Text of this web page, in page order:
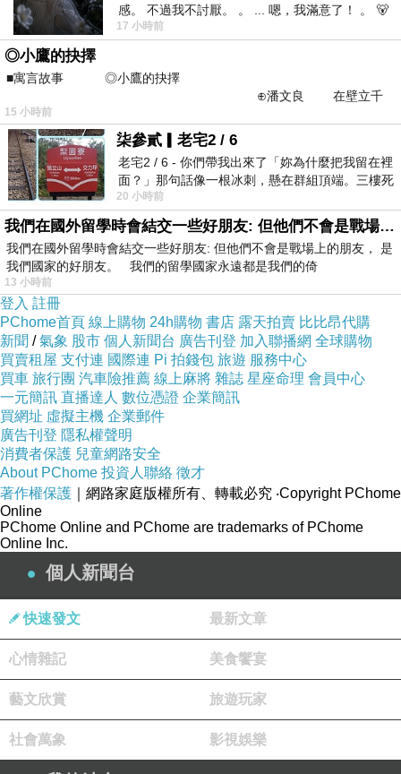
覺得好久沒看到Singto比Krist高了(喂)
這對CP狀態真好🤤
想像一下5年後的情景
我家CP還在彼此身邊
和粉絲一起❤️
上一篇：
下一篇：羨慕
感。 不過我不討厭。 。 ... 嗯，我滿意了！ 。 🐻
昨中
17 小時前
◎小鷹的抉擇
■寓言故事 ◎小鷹的抉擇
⊕潘文良 在壁立千
仞的懸崖上，有一座遮天蔽
15 小時前
柒參貳▎老宅2 / 6
老宅2 / 6 - 你們帶我出來了「妳為什麼把我留在裡
面？」那句話像一根冰刺，懸在群組頂端。三樓死
死盯著照片裡的人。那個人確實站在
20 小時前
我們在國外留學時會結交一些好朋友: 但他們不會是戰場上的朋友
我們在國外留學時會結交一些好朋友: 但他們不會是戰場上的朋友， 是
我們國家的好朋友。 我們的留學國家永遠都是我們的倚
13 小時前
登入 註冊
PChome首頁 線上購物 24h購物 書店 露天拍賣 比比昂代購
新聞 /氣象 股市 個人新聞台 廣告刊登 加入聯播網 全球購物
買賣租屋 支付連 國際連 Pi 拍錢包 旅遊 服務中心
買車 旅行團 汽車險推薦 線上麻將 雜誌 星座命理 會員中心
一元簡訊 直播達人 數位憑證 企業簡訊
買網址 虛擬主機 企業郵件
廣告刊登 隱私權聲明
消費者保護 兒童網路安全
About PChome 投資人聯絡 徵才
著作權保護 ｜網路家庭版權所有、轉載必究 ‧Copyright PChome
Online
PChome Online and PChome are trademarks of PChome
Online Inc.
個人新聞台
快速發文 最新文章
心情雜記 美食饗宴
藝文欣賞 旅遊玩家
社會萬象 影視娛樂